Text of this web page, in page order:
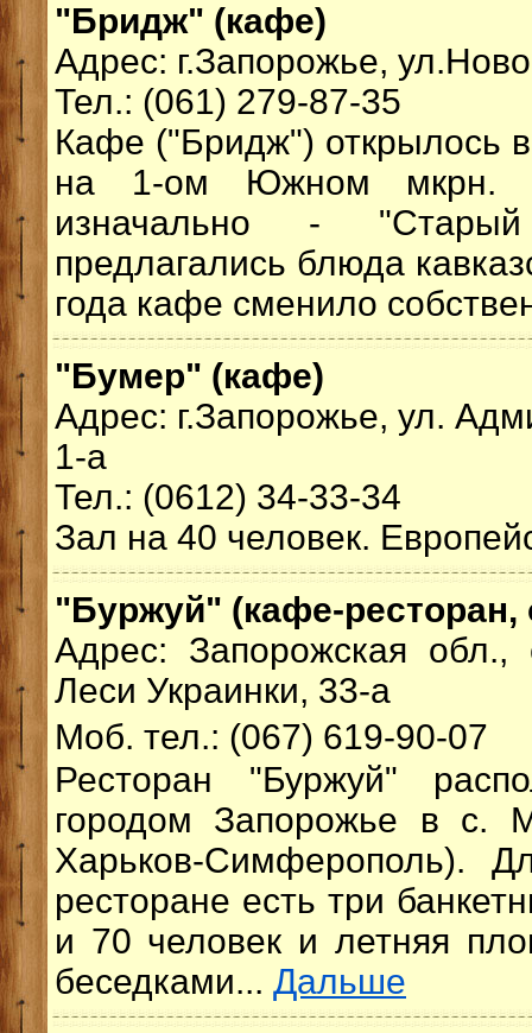
"Бридж" (кафе)
Адрес: г.Запорожье,
Тел.: (061) 279-87-35
Кафе ("Бридж") открылось
на 1-ом Южном мкрн.
изначально -
предлагались блюда
года кафе сменило
"Бумер" (кафе)
Адрес: г.Запорожье, ул.
1-а
Тел.: (0612) 34-33-34
Зал на 40 человек.
"Буржуй" (кафе-ресторан,
Адрес: Запорожская обл.,
Леси Украинки, 33-а
Моб. тел.: (067) 619-90-07
Ресторан "Буржуй"
городом Запорожье в с.
Харьков-Симферополь).
ресторане есть три
и 70 человек и летняя
беседками... Дальше